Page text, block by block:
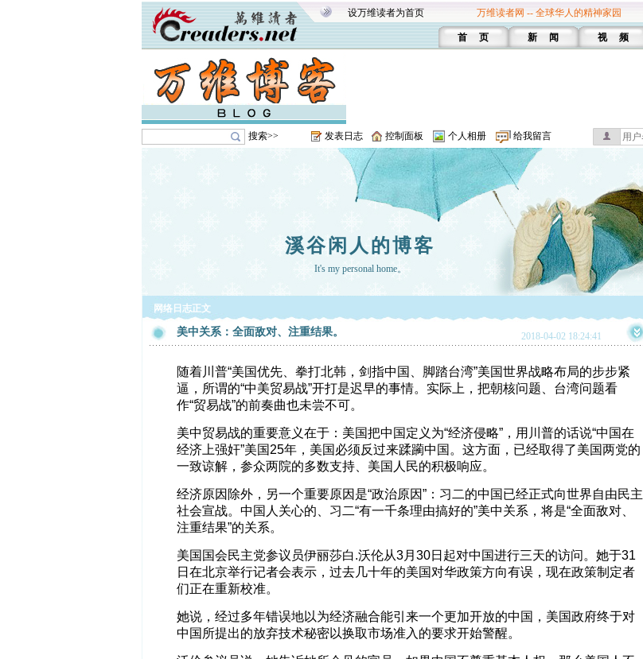
设万维读者为首页 万维读者网 -- 全球华人的精神家园
首 页 新 闻 视 频
搜索>> 发表日志 控制面板 个人相册 给我留言
溪谷闲人的博客
It's my personal home。
网络日志正文
美中关系：全面敌对、注重结果。 2018-04-02 18:24:41
随着川普“美国优先、拳打北韩，剑指中国、脚踏台湾”美国世界战略布局的步步紧
逼，所谓的“中美贸易战”开打是迟早的事情。实际上，把朝核问题、台湾问题看
作“贸易战”的前奏曲也未尝不可。
美中贸易战的重要意义在于：美国把中国定义为“经济侵略”，用川普的话说“中国在
经济上强奸”美国25年，美国必须反过来蹂躏中国。这方面，已经取得了美国两党的
一致谅解，参众两院的多数支持、美国人民的积极响应。
经济原因除外，另一个重要原因是“政治原因”：习二的中国已经正式向世界自由民主
社会宣战。中国人关心的、习二“有一千条理由搞好的”美中关系，将是“全面敌对、
注重结果”的关系。
美国国会民主党参议员伊丽莎白.沃伦从3月30日起对中国进行三天的访问。她于31
日在北京举行记者会表示，过去几十年的美国对华政策方向有误，现在政策制定者
们正在重新校准。
她说，经过多年错误地以为经济融合能引来一个更加开放的中国，美国政府终于对
中国所提出的放弃技术秘密以换取市场准入的要求开始警醒。